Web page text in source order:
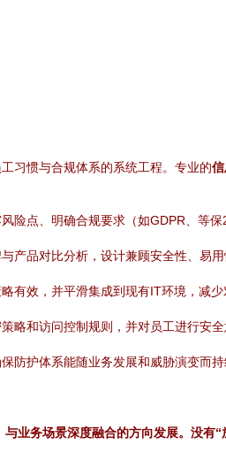
习惯与合规体系的系统工程。专业的
险点、明确合规要求（如GDPR、等
产品对比分析，设计兼顾安全性、易
有效，并平滑集成到现有IT环境，减少
略和访问控制规则，并对员工进行安
防护体系能随业务发展和威胁演变而持
业务场景深度融合的方向发展。没有